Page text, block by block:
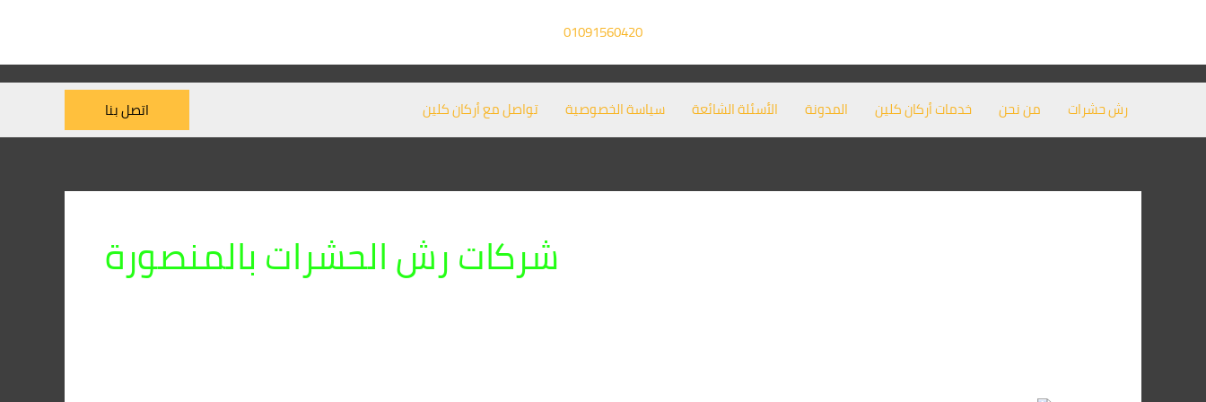
01091560420
رش حشرات من نحن خدمات أركان كلين المدونة الأسئلة الشائعة سياسة الخصوصية تواصل مع أركان كلين اتصل بنا
شركات رش الحشرات بالمنصورة